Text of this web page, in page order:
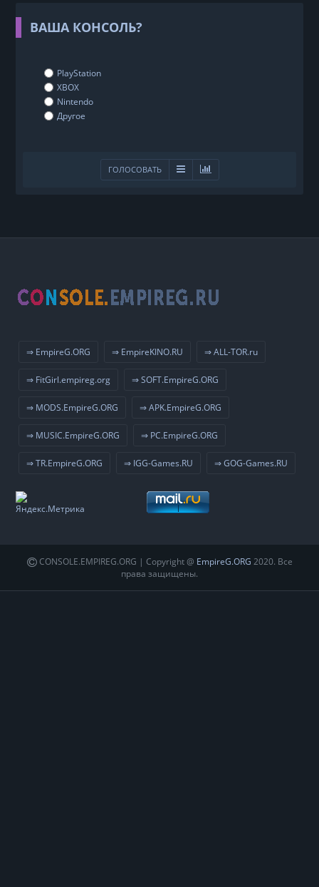
ВАША КОНСОЛЬ?
PlayStation
XBOX
Nintendo
Другое
ГОЛОСОВАТЬ
⇒ EmpireG.ORG ⇒ EmpireKINO.RU ⇒ ALL-TOR.ru
⇒ FitGirl.empireg.org ⇒ SOFT.EmpireG.ORG
⇒ MODS.EmpireG.ORG ⇒ APK.EmpireG.ORG
⇒ MUSIC.EmpireG.ORG ⇒ PC.EmpireG.ORG
⇒ TR.EmpireG.ORG ⇒ IGG-Games.RU ⇒ GOG-Games.RU
CONSOLE.EMPIREG.ORG | Copyright @ EmpireG.ORG 2020. Все
права защищены.